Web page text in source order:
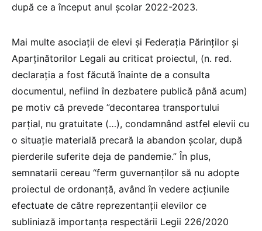
după ce a început anul școlar 2022-2023.
Mai multe asociații de elevi și Federația Părinților și
Aparținătorilor Legali au criticat proiectul, (n. red.
declarația a fost făcută înainte de a consulta
documentul, nefiind în dezbatere publică până acum)
pe motiv că prevede ”decontarea transportului
parțial, nu gratuitate (…), condamnând astfel elevii cu
o situaţie materială precară la abandon şcolar, după
pierderile suferite deja de pandemie.” În plus,
semnatarii cereau “ferm guvernanţilor să nu adopte
proiectul de ordonanţă, având în vedere acţiunile
efectuate de către reprezentanţii elevilor ce
subliniază importanţa respectării Legii 226/2020